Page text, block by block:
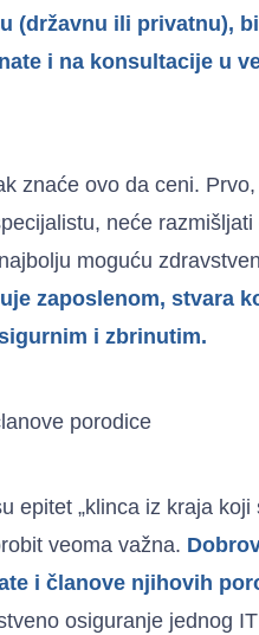
(državnu ili privatnu),
i na konsultacije u
znaće ovo da ceni.
neće
moguću
zaposlenom, stvara
i zbrinutim.
porodice
epitet „klinca iz kraja
veoma važna.
i članove njihovih
osiguranje jednog